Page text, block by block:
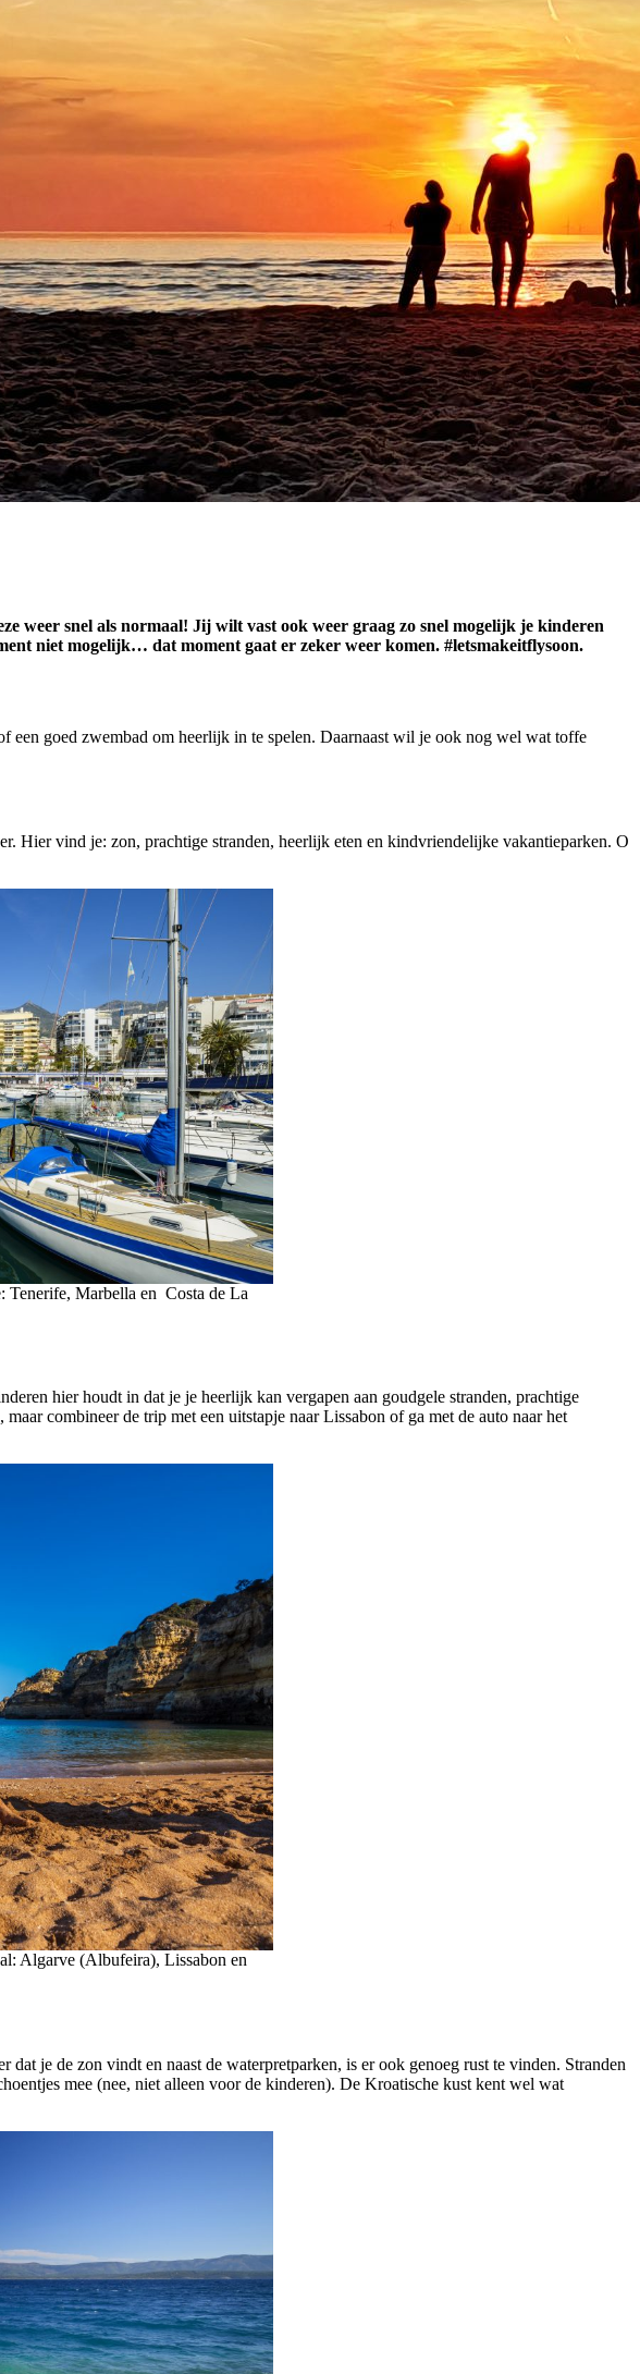
weer snel als normaal! Jij wilt vast ook weer graag zo snel mogelijk je kinderen
niet mogelijk… dat moment gaat er zeker weer komen. #letsmakeitflysoon.
een goed zwembad om heerlijk in te spelen. Daarnaast wil je ook nog wel wat toffe
Hier vind je: zon, prachtige stranden, heerlijk eten en kindvriendelijke vakantieparken. O
Tenerife, Marbella en Costa de La
hier houdt in dat je je heerlijk kan vergapen aan goudgele stranden, prachtige
combineer de trip met een uitstapje naar Lissabon of ga met de auto naar het
Algarve (Albufeira), Lissabon en
je de zon vindt en naast de waterpretparken, is er ook genoeg rust te vinden. Stranden
mee (nee, niet alleen voor de kinderen). De Kroatische kust kent wel wat